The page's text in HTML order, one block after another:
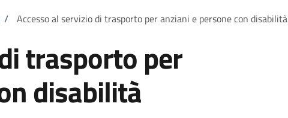
/ Accesso al servizio di trasporto per anziani e persone con disabilità
trasporto per
disabilità